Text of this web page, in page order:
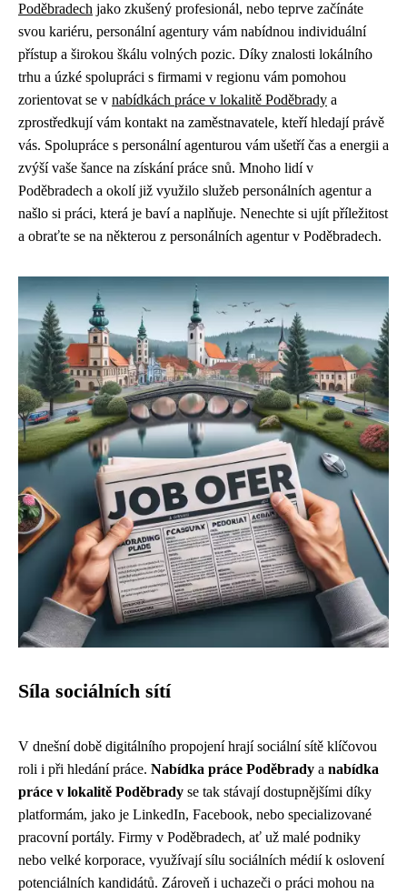
Poděbradech jako zkušený profesionál, nebo teprve začínáte
svou kariéru, personální agentury vám nabídnou individuální
přístup a širokou škálu volných pozic. Díky znalosti lokálního
trhu a úzké spolupráci s firmami v regionu vám pomohou
zorientovat se v nabídkách práce v lokalitě Poděbrady a
zprostředkují vám kontakt na zaměstnavatele, kteří hledají právě
vás. Spolupráce s personální agenturou vám ušetří čas a energii a
zvýší vaše šance na získání práce snů. Mnoho lidí v
Poděbradech a okolí již využilo služeb personálních agentur a
našlo si práci, která je baví a naplňuje. Nenechte si ujít příležitost
a obraťte se na některou z personálních agentur v Poděbradech.
Síla sociálních sítí
V dnešní době digitálního propojení hrají sociální sítě klíčovou
roli i při hledání práce. Nabídka práce Poděbrady a nabídka
práce v lokalitě Poděbrady se tak stávají dostupnějšími díky
platformám, jako je LinkedIn, Facebook, nebo specializované
pracovní portály. Firmy v Poděbradech, ať už malé podniky
nebo velké korporace, využívají sílu sociálních médií k oslovení
potenciálních kandidátů. Zároveň i uchazeči o práci mohou na